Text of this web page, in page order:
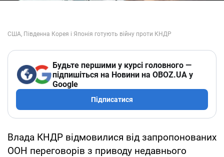
Будьте першими у курсі головного —
підпишіться на Новини на OBOZ.UA у
Google
Підписатися
Влада КНДР відмовилися від запропонованих
ООН переговорів з приводу недавнього